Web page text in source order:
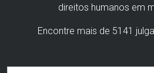
direitos humanos em
Encontre mais de 5141